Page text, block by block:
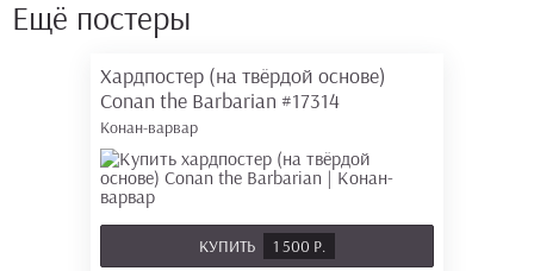
Ещё постеры
Хардпостер (на твёрдой основе)
Conan the Barbarian #17314
Конан-варвар
КУПИТЬ 1 500 Р.